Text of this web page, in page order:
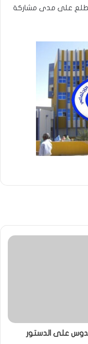
على مدى مشاركة
على الدستور